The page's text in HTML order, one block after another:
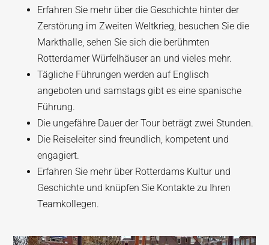
Erfahren Sie mehr über die Geschichte hinter der
Zerstörung im Zweiten Weltkrieg, besuchen Sie die
Markthalle, sehen Sie sich die berühmten
Rotterdamer Würfelhäuser an und vieles mehr.
Tägliche Führungen werden auf Englisch
angeboten und samstags gibt es eine spanische
Führung.
Die ungefähre Dauer der Tour beträgt zwei Stunden.
Die Reiseleiter sind freundlich, kompetent und
engagiert.
Erfahren Sie mehr über Rotterdams Kultur und
Geschichte und knüpfen Sie Kontakte zu Ihren
Teamkollegen.